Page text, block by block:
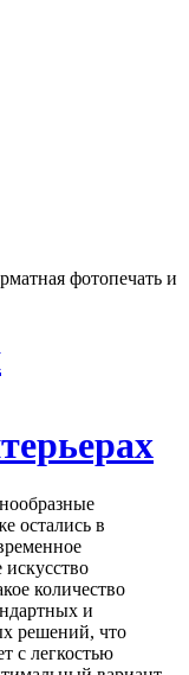
фотопечать и
остались в
искусство
количество
и
решений, что
с легкостью